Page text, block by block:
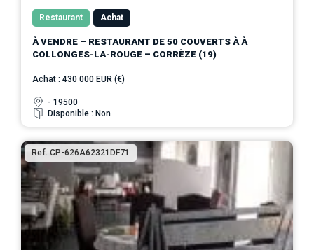
Restaurant Achat
À VENDRE – RESTAURANT DE 50 COUVERTS À À
COLLONGES-LA-ROUGE – CORRÈZE (19)
Achat : 430 000 EUR (€)
- 19500
Disponible : Non
Ref. CP-626A62321DF71